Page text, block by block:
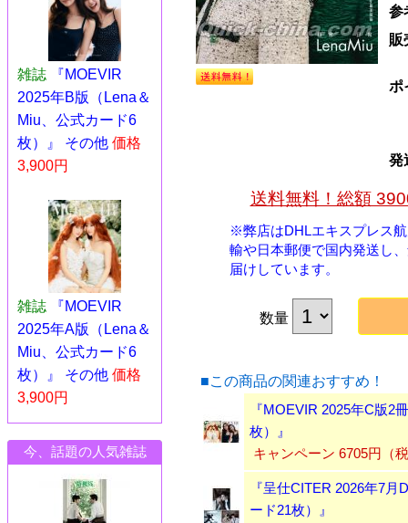
雑誌
『MOEVIR
2025年B版（Lena＆
Miu、公式カード6
枚）』 その他 価格
3,900円
雑誌
『MOEVIR
2025年A版（Lena＆
Miu、公式カード6
枚）』 その他 価格
3,900円
今、話題の人気雑誌
参
販
ポ
発
送料無料！総額
※弊店はDHLエキスプレス
輸や日本郵便で国内発送し
届けしています。
数量
■この商品の関連おすすめ！
『MOEVIR 2025年C版2
枚）』
キャンペーン 6705円（
『呈仕CITER 2026年7
ード21枚）』